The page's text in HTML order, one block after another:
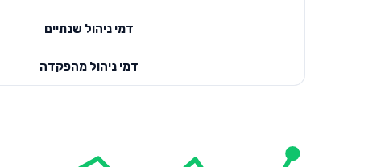
דמי ניהול שנתיים
דמי ניהול מהפקדה